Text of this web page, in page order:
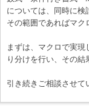
については、同時に
その範囲であればマク
まずは、マクロで実
り分けを行い、その
引き続きご相談させ